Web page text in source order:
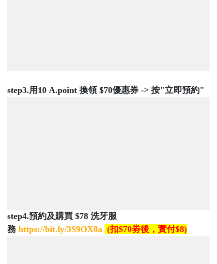
step3.用10 A.point 換領 $70優惠券 -> 按"立即預約"
step4.預約及購買 $78 洗牙服
務 https://bit.ly/3S9OX8a (扣$70劵後，實付$8)